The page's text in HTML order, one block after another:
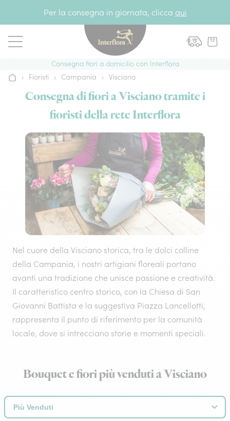
Per la consegna in giornata, clicca qui
Consegna fiori a domicilio con Interflora
Home› Fioristi › Campania › Visciano
Consegna di fiori a Visciano tramite i
fioristi della rete Interflora
Nel cuore della Visciano storica, tra le dolci colline
della Campania, i nostri artigiani floreali portano
avanti una tradizione che unisce passione e creatività.
Il caratteristico centro storico, con la Chiesa di San
Giovanni Battista e la suggestiva Piazza Lancellotti,
rappresenta il punto di riferimento per la comunità
locale, dove si intrecciano storie e momenti speciali.
Bouquet e fiori più venduti a Visciano